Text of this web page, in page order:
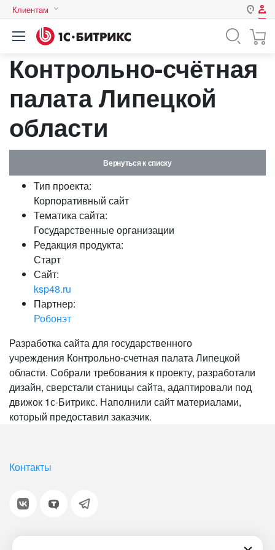
Клиентам
Казахстан
Авторизация
Зарегистрироваться
Логин
Запомнить меня на этом
Забыли свой пароль?
Контрольно-счётная
палата Липецкой
области
Вернуться к списку
Тип проекта:
Корпоративный сайт
Тематика сайта:
Государственные организации
Редакция продукта:
Старт
Сайт:
ksp48.ru
Партнер:
Робонэт
Разработка сайта для государственного
учреждения Контрольно-счетная палата Липецкой
области. Собрали требования к проекту, разработали
дизайн, сверстали станицы сайта, адаптировали под
движок 1с-Битрикс. Наполнили сайт материалами,
который предоставил заказчик.
Контакты